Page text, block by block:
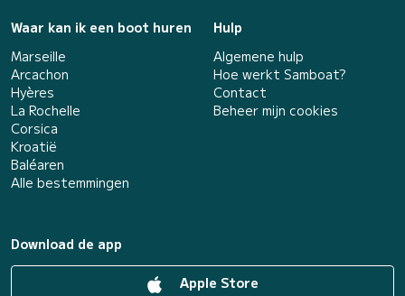
Waar kan ik een boot huren
Marseille
Arcachon
Hyères
La Rochelle
Corsica
Kroatië
Baléaren
Alle bestemmingen
Hulp
Algemene hulp
Hoe werkt Samboat?
Contact
Beheer mijn cookies
Download de app
Apple Store